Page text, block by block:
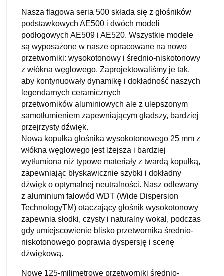
Nasza flagowa seria 500 składa się z głośników
podstawkowych AE500 i dwóch modeli
podłogowych AE509 i AE520. Wszystkie modele
są wyposażone w nasze opracowane na nowo
przetworniki: wysokotonowy i średnio-niskotonowy
z włókna węglowego. Zaprojektowaliśmy je tak,
aby kontynuowały dynamikę i dokładność naszych
legendarnych ceramicznych
przetworników aluminiowych ale z ulepszonym
samotłumieniem zapewniającym gładszy, bardziej
przejrzysty dźwięk.
Nowa kopułka głośnika wysokotonowego 25 mm z
włókna węglowego jest lżejsza i bardziej
wytłumiona niż typowe materiały z twardą kopułką,
zapewniając błyskawicznie szybki i dokładny
dźwięk o optymalnej neutralności. Nasz odlewany
z aluminium falowód WDT (Wide Dispersion
TechnologyTM) otaczający głośnik wysokotonowy
zapewnia słodki, czysty i naturalny wokal, podczas
gdy umiejscowienie blisko przetwornika średnio-
niskotonowego poprawia dyspersję i scenę
dźwiękową.
Nowe 125-milimetrowe przetworniki średnio-